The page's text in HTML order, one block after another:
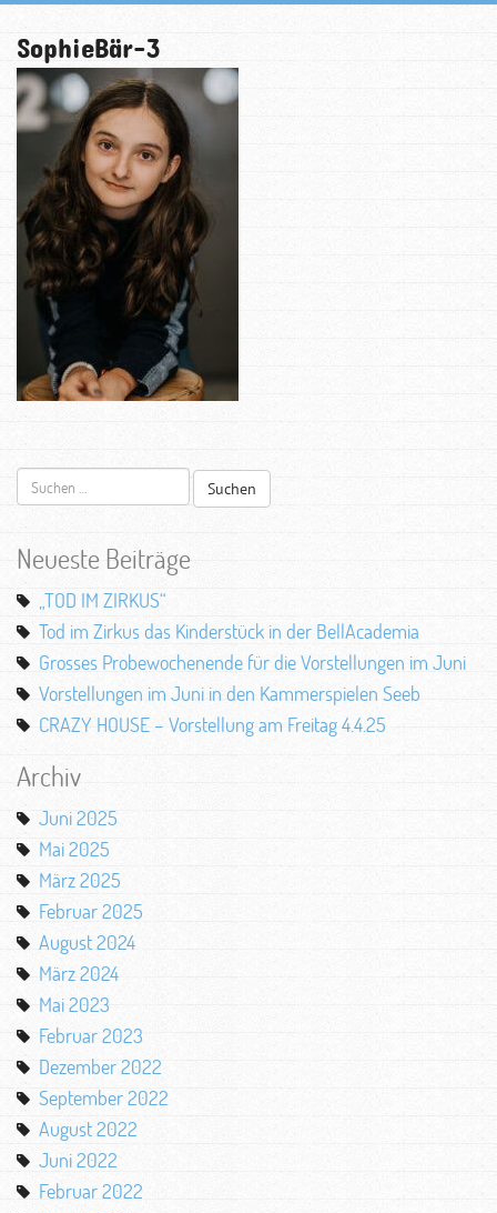
SophieBär-3
Suchen
nach:
Neueste Beiträge
„TOD IM ZIRKUS“
Tod im Zirkus das Kinderstück in der BellAcademia
Grosses Probewochenende für die Vorstellungen im Juni
Vorstellungen im Juni in den Kammerspielen Seeb
CRAZY HOUSE – Vorstellung am Freitag 4.4.25
Archiv
Juni 2025
Mai 2025
März 2025
Februar 2025
August 2024
März 2024
Mai 2023
Februar 2023
Dezember 2022
September 2022
August 2022
Juni 2022
Februar 2022